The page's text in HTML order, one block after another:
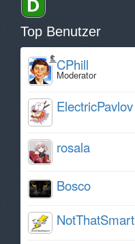
Top Benutzer
CPhill
Moderator
ElectricPavlov
rosala
Bosco
NotThatSmart